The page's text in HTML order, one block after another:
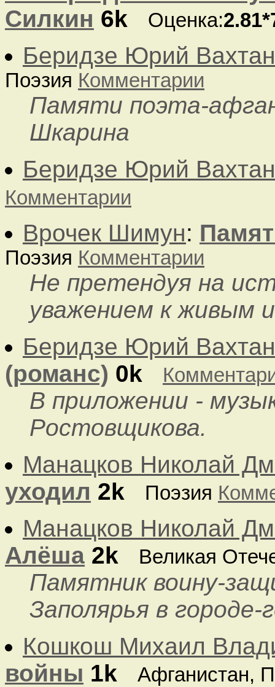
Силкин 6k Оценка:
Беридзе Юрий
Поэзия Комментарии
Памяти поэта-
Шкарина
Беридзе Юрий
Комментарии
Врочек Шимун:
Поэзия Комментарии
Не претендуя на
уважением к живым
Беридзе Юрий
(романс) 0k
В приложении -
Ростовщикова.
Манацков Николай
уходил 2k Поэзия
Манацков Николай
Алёша 2k Великая
Памятник воину-
Заполярья в городе-
Кошкош Михаил
войны 1k Афганистан,